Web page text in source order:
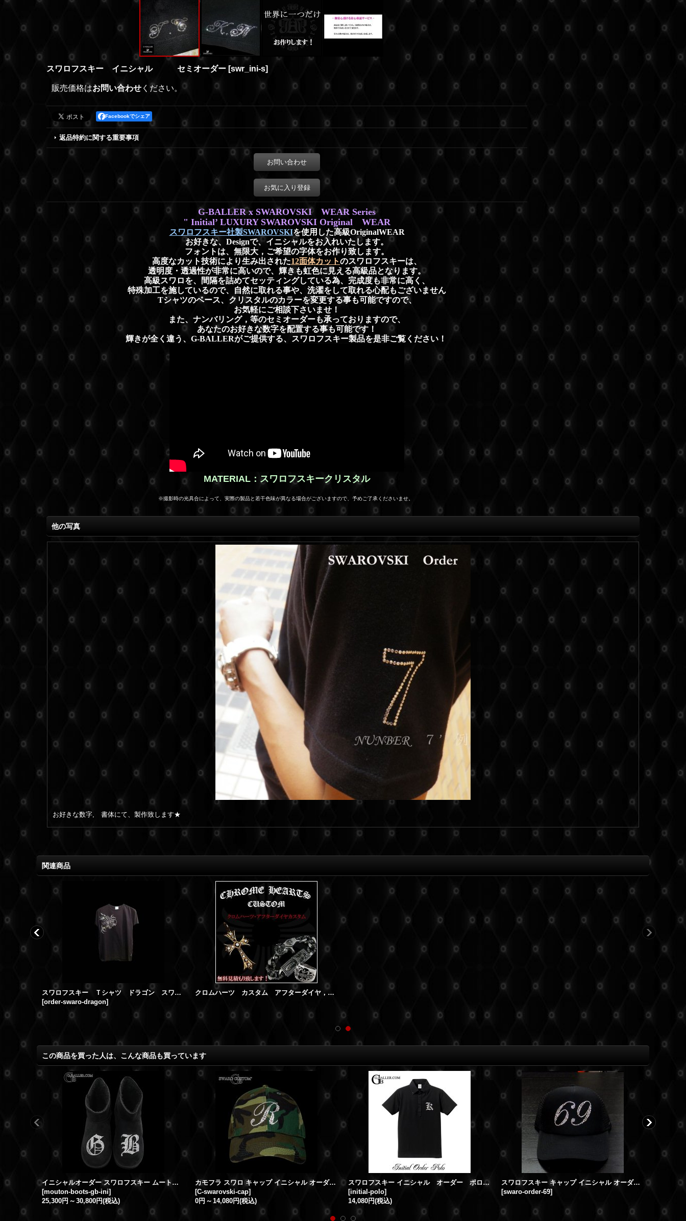
スワロフスキー イニシャル セミオーダー [swr_ini-s]
販売価格はお問い合わせ ください。
Facebookでシェア
返品特約に関する重要事項
お問い合わせ
お気に入り登録
G-BALLER x SWAROVSKI WEAR Series
" Initial’ LUXURY SWAROVSKI Original WEAR
スワロフスキー社製SWAROVSKIを使用した高級OriginalWEAR
お好きな、Designで、イニシャルをお入れいたします。
フォントは、無限大，ご希望の字体をお作り致します。
高度なカット技術により生み出された12面体カットのスワロフスキーは、
透明度・透過性が非常に高いので、輝きも虹色に見える高級品となります。
高級スワロを、間隔を詰めてセッティングしている為、完成度も非常に高く、
特殊加工を施しているので、自然に取れる事や、洗濯をして取れる心配もございません
Tシャツのベース、クリスタルのカラーを変更する事も可能ですので、
お気軽にご相談下さいませ！
また、ナンバリング，等のセミオーダーも承っておりますので、
あなたのお好きな数字を配置する事も可能です！
輝きが全く違う、G-BALLERがご提供する、スワロフスキー製品を是非ご覧ください！
MATERIAL：スワロフスキークリスタル
※撮影時の光具合によって、実際の製品と若干色味が異なる場合がございますので、予めご了承くださいませ。
他の写真
お好きな数字, 書体にて、製作致します★
関連商品
スワロフスキー Ｔシャツ ドラゴン スワロTシャツ オーダーメイド カスタム
[order-swaro-dragon]
クロムハーツ カスタム アフターダイヤ， クロムカスタム 最高の仕上がりをお約束 致します。
この商品を買った人は、こんな商品も買っています
イニシャルオーダー スワロフスキー ムートンブーツ
[mouton-boots-gb-ini]
25,300円 ～ 30,800円(税込)
カモフラ スワロ キャップ イニシャル オーダー スワロフスキー
[C-swarovski-cap]
0円 ～ 14,080円(税込)
スワロフスキー イニシャル オーダー ポロシャツ メンズ
[initial-polo]
14,080円(税込)
スワロフスキー キャップ イニシャル オーダーメイド スワロCAP
[swaro-order-69]